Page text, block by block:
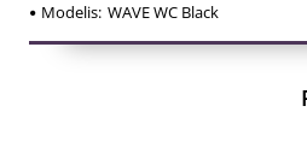
Modelis: WAVE WC Black